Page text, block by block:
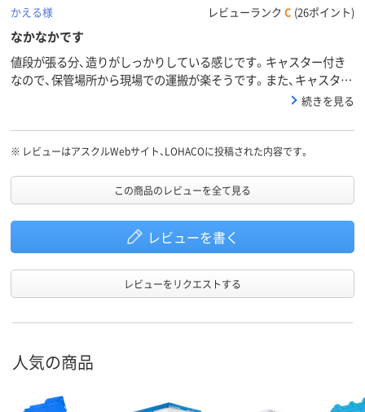
かえる様
レビューランク C (26ポイント)
なかなかです
値段が張る分、造りがしっかりしている感じです。キャスター付き
なので、保管場所から現場での運搬が楽そうです。また、キャスター
部分はちょっとした台車として、単独使用も可能なので重宝かなと
続きを見る
※ レビューはアスクルWebサイト、LOHACOに投稿された内容です。
この商品のレビューを全て見る
レビューを書く
レビューをリクエストする
人気の商品